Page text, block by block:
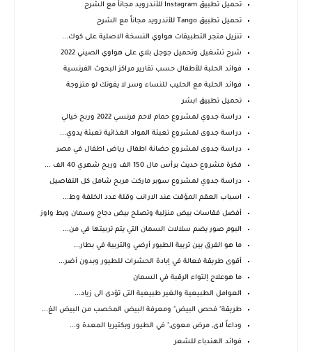
تحميل تطبيق Instagram‏‏ للأندرويد مجاناً مع الشرح
تحميل تطبيق Tango للأندرويد مجاناً مع الشرح
تنزيل متجر التطبيقات هواوي النسخة الاصلية على كوك...
شرح تشغيل وتحميل جوجل بلاي على هواوي الصيني 2022
فوائد الحلبة للأطفال حسب تقارير مراكز البحوث الفرنسية
فوائد الحلبة مع الحليب للنساء وسر لا يفوتك لو متزوجة
تحميل تطبيق ابشر
دراسة جدوي لمشروع حمام لاحم فرنسي 2022 وربح خيالي
دراسة جدوى لمشروع تعبئة المواد الغذائية تعبئة يدوي...
دراسة جدوى لمشروع حضانة اطفال رياض اطفال في مصر
فكرة مشروع حديث برأس مال 150 الف وربح شهري 40 الف ...
دراسة جدوي لمشروع سوبر ماركت مربح شامل كل التفاصيل
اسباب العقم المؤقت عند الارانب وقلة عدد الخلفة وط...
أفضل فقاسات بيض منزلية وتصلح بيض دجاج وسمان وبط واوز
البوم صور يضم سلالات السمان التي يتم تربيتها في من...
ما هو الفرق بين تربية الطيور أرضي والتربية في بطار...
أقوى طريقة فعالة في إبادة الحشرات للطيور وبدون أضر...
ما هوعلاج إلتواء الرقبة في السمان
العوامل الطبيعية والغير طبيعية التى تؤدى الى زياد...
طريقة" فحص البيض" ومعرفة البيض المخصب من البيض الغ...
وداعاً ﻻى, مرض معوى," في الطيور وبكتيريا المعدة و...
فوائد الهندباء للشعر